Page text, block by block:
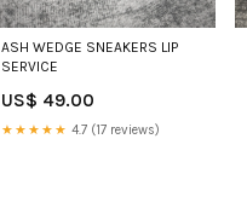
ASH WEDGE SNEAKERS LIP
SERVICE
US$ 49.00
★★★★★ 4.7 (17 reviews)